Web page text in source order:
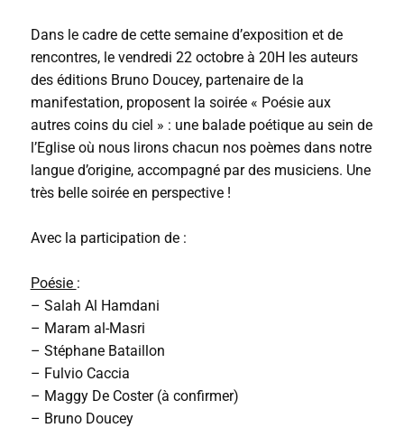
Dans le cadre de cette semaine d’exposition et de
rencontres, le vendredi 22 octobre à 20H les auteurs
des éditions Bruno Doucey, partenaire de la
manifestation, proposent la soirée « Poésie aux
autres coins du ciel » : une balade poétique au sein de
l’Eglise où nous lirons chacun nos poèmes dans notre
langue d’origine, accompagné par des musiciens. Une
très belle soirée en perspective !
Avec la participation de :
Poésie :
– Salah Al Hamdani
– Maram al-Masri
– Stéphane Bataillon
– Fulvio Caccia
– Maggy De Coster (à confirmer)
– Bruno Doucey